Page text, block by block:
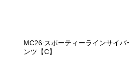
MC26:スポーティーラインサイ
ンツ【C】